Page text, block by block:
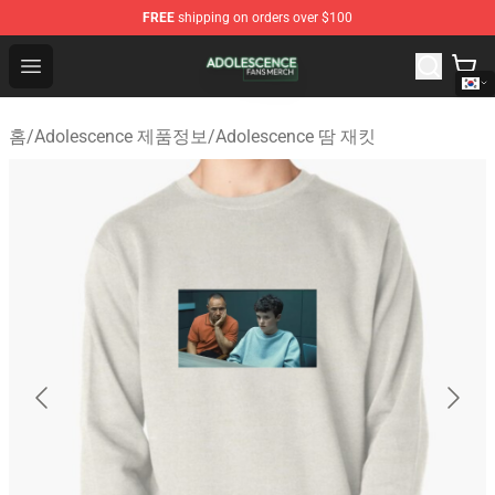
FREE shipping on orders over $100
Open menu
Adolescence Shop - Official Adolescence Merchandise
홈/Adolescence 제품정보/Adolescence 땀 재킷